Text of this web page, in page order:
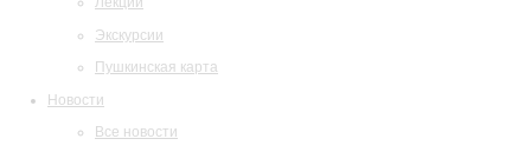
Экскурсии
Пушкинская карта
Новости
Все новости